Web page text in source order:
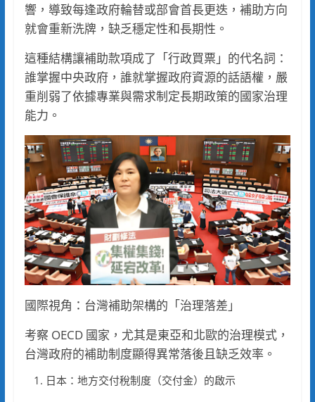
響，導致每逢政府輪替或部會首長更迭，補助方向
就會重新洗牌，缺乏穩定性和長期性。
這種結構讓補助款項成了「行政買票」的代名詞：
誰掌握中央政府，誰就掌握政府資源的話語權，嚴
重削弱了依據專業與需求制定長期政策的國家治理
能力。
國際視角：台灣補助架構的「治理落差」
考察 OECD 國家，尤其是東亞和北歐的治理模式，
台灣政府的補助制度顯得異常落後且缺乏效率。
日本：地方交付稅制度（交付金）的啟示